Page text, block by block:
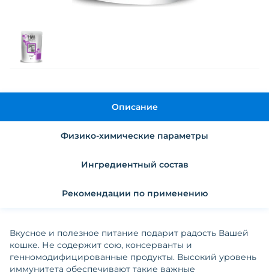
Описание
Физико-химические параметры
Ингредиентный состав
Рекомендации по применению
Вкусное и полезное питание подарит радость Вашей
кошке. Не содержит сою, консерванты и
генномодифицированные продукты. Высокий уровень
иммунитета обеспечивают такие важные